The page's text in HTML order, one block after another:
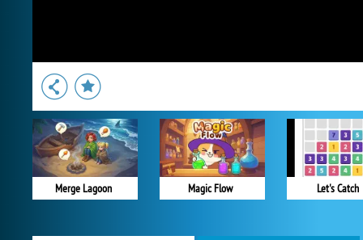
Merge Lagoon Magic Flow Let's Catch